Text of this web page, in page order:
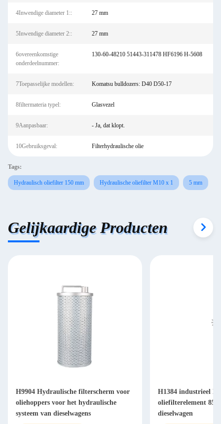
4Inwendige diameter 1:: 27 mm
5Inwendige diameter 2:: 27 mm
6overeenkomstige
onderdeelnummer:
130-60-48210 51443-311478 HF6196 H-5608
7Toepasselijke modellen: Komatsu bulldozers: D40 D50-17
8filtermateria typel: Glasvezel
9Aanpasbaar: - Ja, dat klopt.
10Gebruiksgeval: Filterhydraulische olie
Tags:
Hydraulisch oliefilter 150 mm Hydraulische oliefilter M10 x 1 5 mm
Gelijkaardige Producten
H9904 Hydraulische filterscherm voor
oliehoppers voor het hydraulische
systeem van dieselwagens
H1384 industrieel
oliefilterelement 85
dieselwagen